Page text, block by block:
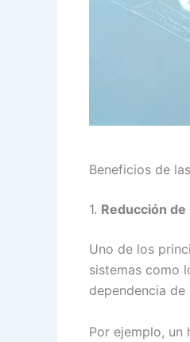
Beneficios de
1. Reducción
Uno de los
sistemas como
dependencia
Por ejemplo, un